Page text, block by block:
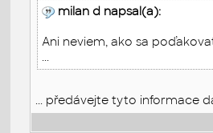
milan d napsal(a):
Ani neviem, ako sa
...
... předávejte tyto informace